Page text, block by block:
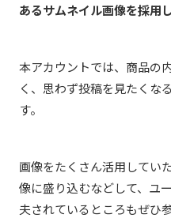
あるサムネイル画像を採用
本アカウントでは、商品の
く、思わず投稿を見たくな
す。
画像をたくさん活用してい
像に盛り込むなどして、ユ
夫されているところもぜひ